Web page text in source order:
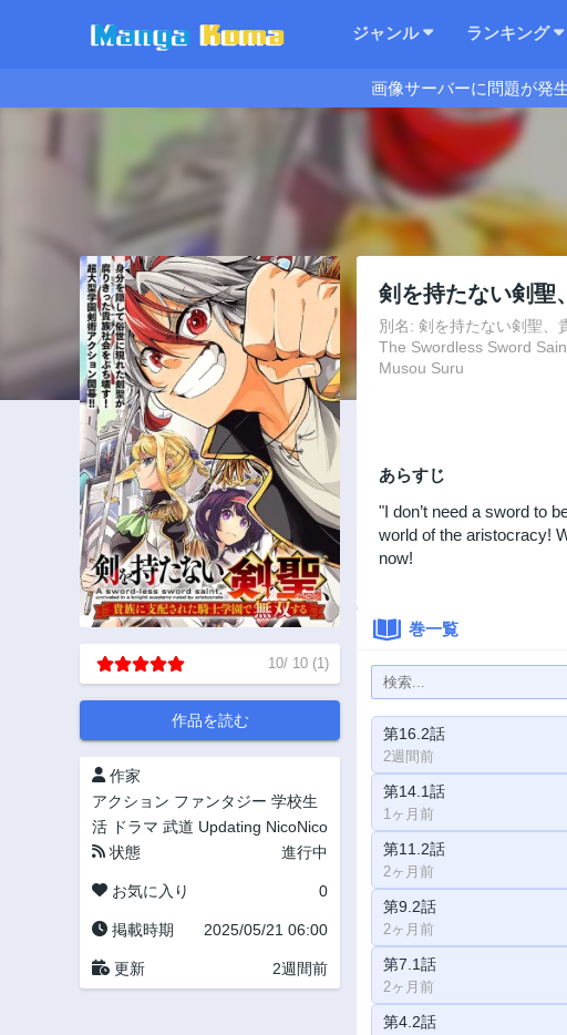
ジャンル ランキング
画像サーバーに問題が発
10/ 10 (1 )
作品を読む
作家
アクション ファンタジー 学校生
活 ドラマ 武道 Updating NicoNico
状態
進行中
お気に入り 0
掲載時期 2025/05/21 06:00
更新 2週間前
剣を持たない剣聖
別名: 剣を持たない剣聖、
The Swordless Sword
Musou Suru
あらすじ
"I don’t need a sword to
world of the aristocracy!
now!
巻一覧
第16.2話
2週間前
第14.1話
1ヶ月前
第11.2話
2ヶ月前
第9.2話
2ヶ月前
第7.1話
2ヶ月前
第4.2話